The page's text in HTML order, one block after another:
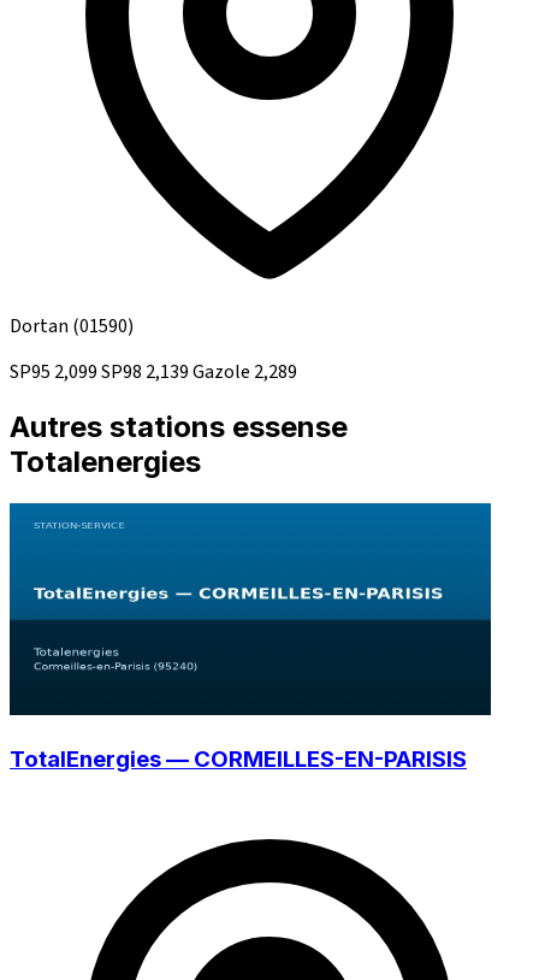
Dortan (01590)
SP95 2,099SP98 2,139Gazole 2,289
Autres stations essense
Totalenergies
TotalEnergies — CORMEILLES-EN-PARISIS